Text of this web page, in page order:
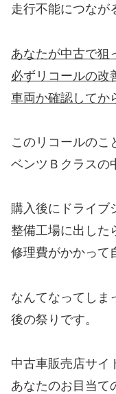
走行不能につなが
あなたが中古で狙
必ずリコールの改
車両か確認してか
このリコールのこ
ベンツＢクラスの
購入後にドライブ
整備工場に出した
修理費がかかって
なんてなってしま
後の祭りです。
中古車販売店サイ
あなたのお目当て